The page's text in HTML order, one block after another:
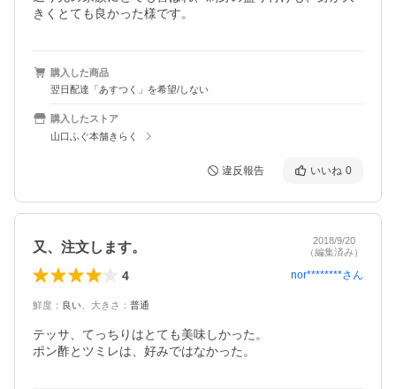
きくとても良かった様です。
購入した商品
翌日配達「あすつく」を希望/しない
購入したストア
山口ふぐ本舗きらく
違反報告 いいね 0
又、注文します。
2018/9/20
（編集済み）
4 nor********さん
鮮度 ： 良い 大きさ ： 普通
テッサ、てっちりはとても美味しかった。
ポン酢とツミレは、好みではなかった。